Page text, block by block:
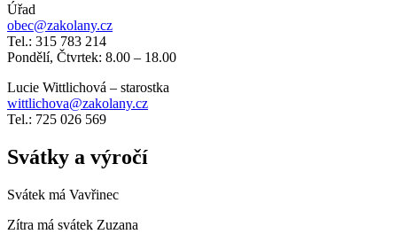
Úřad
obec@zakolany.cz
Tel.: 315 783 214
Pondělí, Čtvrtek: 8.00 – 18.00
Lucie Wittlichová – starostka
wittlichova@zakolany.cz
Tel.: 725 026 569
Svátky a výročí
Svátek má Vavřinec
Zítra má svátek Zuzana